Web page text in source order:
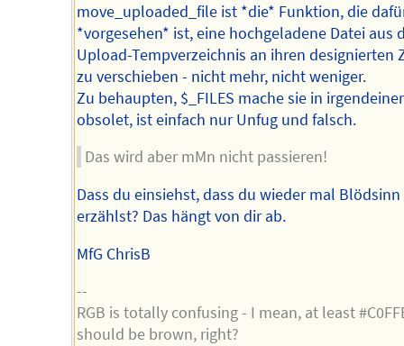
move_uploaded_file ist *die* Funktion, die
*vorgesehen* ist, eine hochgeladene Datei aus
Upload-Tempverzeichnis an ihren designierten
zu verschieben - nicht mehr, nicht weniger.
Zu behaupten, $_FILES mache sie in
obsolet, ist einfach nur Unfug und falsch.
Das wird aber mMn nicht passieren!
Dass du einsiehst, dass du wieder mal Blödsinn
erzählst? Das hängt von dir ab.
MfG ChrisB
--
RGB is totally confusing - I mean, at least
should be brown, right?